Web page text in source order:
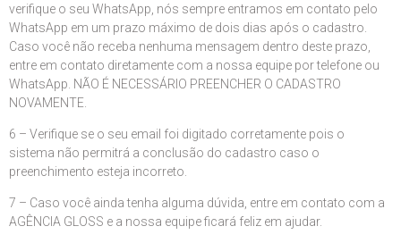
verifique o seu WhatsApp, nós sempre entramos em contato pelo
WhatsApp em um prazo máximo de dois dias após o cadastro.
Caso você não receba nenhuma mensagem dentro deste prazo,
entre em contato diretamente com a nossa equipe por telefone ou
WhatsApp. NÃO É NECESSÁRIO PREENCHER O CADASTRO
NOVAMENTE.
6 – Verifique se o seu email foi digitado corretamente pois o
sistema não permitrá a conclusão do cadastro caso o
preenchimento esteja incorreto.
7 – Caso você ainda tenha alguma dúvida, entre em contato com a
AGÊNCIA GLOSS e a nossa equipe ficará feliz em ajudar.